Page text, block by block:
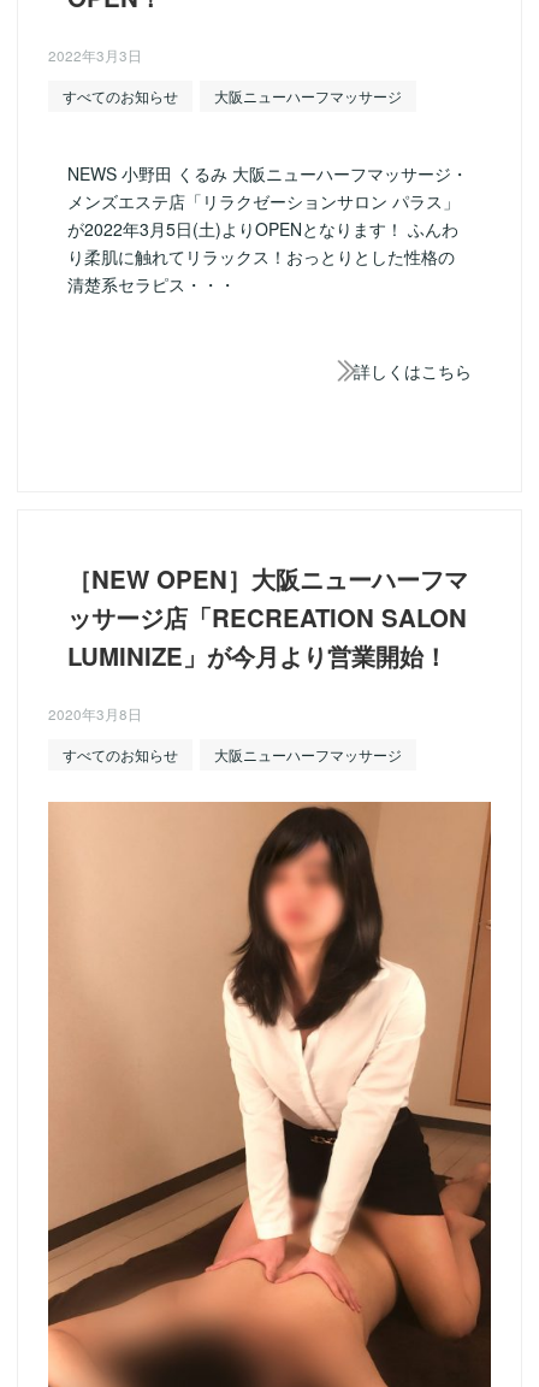
2022年3月3日
すべてのお知らせ
大阪ニューハーフマッサージ
NEWS 小野田 くるみ 大阪ニューハーフマッサージ・
メンズエステ店「リラクゼーションサロン パラス」
が2022年3月5日(土)よりOPENとなります！ ふんわ
り柔肌に触れてリラックス！おっとりとした性格の
清楚系セラピス・・・
詳しくはこちら
［NEW OPEN］大阪ニューハーフマ
ッサージ店「RECREATION SALON
LUMINIZE」が今月より営業開始！
2020年3月8日
すべてのお知らせ
大阪ニューハーフマッサージ